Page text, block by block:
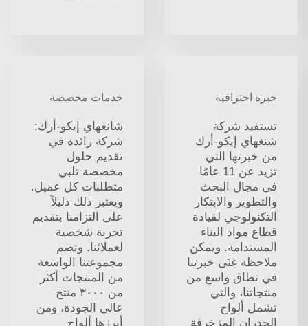
خبرة احترافية
تستفيد شركة
شنغهاي إيكو-أرك
من خبرتها التي
تزيد عن 11 عامًا
في مجال البحث
والتطوير والابتكار
التكنولوجي لقيادة
قطاع مواد البناء
المستدامة. ويمكن
ملاحظة غِنَى خبرتنا
في نطاق واسع من
منتجاتنا، والتي
تشمل ألواح
الجدران المزخرفة
خدمات مخصصة
شانغهاي إيكو-أرك:
شركة رائدة في
تقديم حلول
مخصصة تلبي
متطلبات كل عميل.
ويعتبر ذلك دليلاً
على التزامنا بتقديم
تجربة شخصية
لعملائنا. وتضم
مجموعتنا الواسعة
من المنتجات أكثر
من ٣٠٠٠ منتج
عالي الجودة، ومن
أبرزها ألواح